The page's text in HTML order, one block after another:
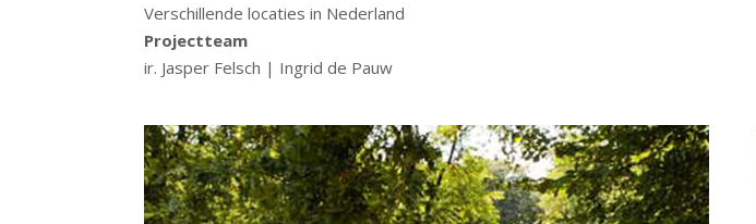
Verschillende locaties in Nederland
Projectteam
ir. Jasper Felsch | Ingrid de Pauw